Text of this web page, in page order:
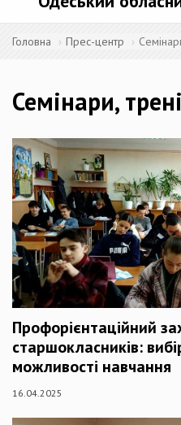
Головна Прес-центр
Семінари,
Профорієнтаційний
старшокласників:
можливості навчання
16.04.2025